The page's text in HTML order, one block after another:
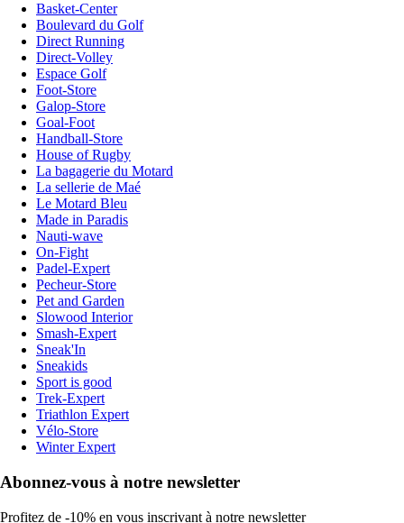
Basket-Center
Boulevard du Golf
Direct Running
Direct-Volley
Espace Golf
Foot-Store
Galop-Store
Goal-Foot
Handball-Store
House of Rugby
La bagagerie du Motard
La sellerie de Maé
Le Motard Bleu
Made in Paradis
Nauti-wave
On-Fight
Padel-Expert
Pecheur-Store
Pet and Garden
Slowood Interior
Smash-Expert
Sneak'In
Sneakids
Sport is good
Trek-Expert
Triathlon Expert
Vélo-Store
Winter Expert
Abonnez-vous à notre newsletter
Profitez de -10% en vous inscrivant à notre newsletter